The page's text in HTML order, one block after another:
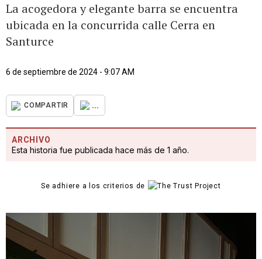
La acogedora y elegante barra se encuentra
ubicada en la concurrida calle Cerra en
Santurce
6 de septiembre de 2024 - 9:07 AM
COMPARTIR ...
ARCHIVO
Esta historia fue publicada hace más de 1 año.
Se adhiere a los criterios de